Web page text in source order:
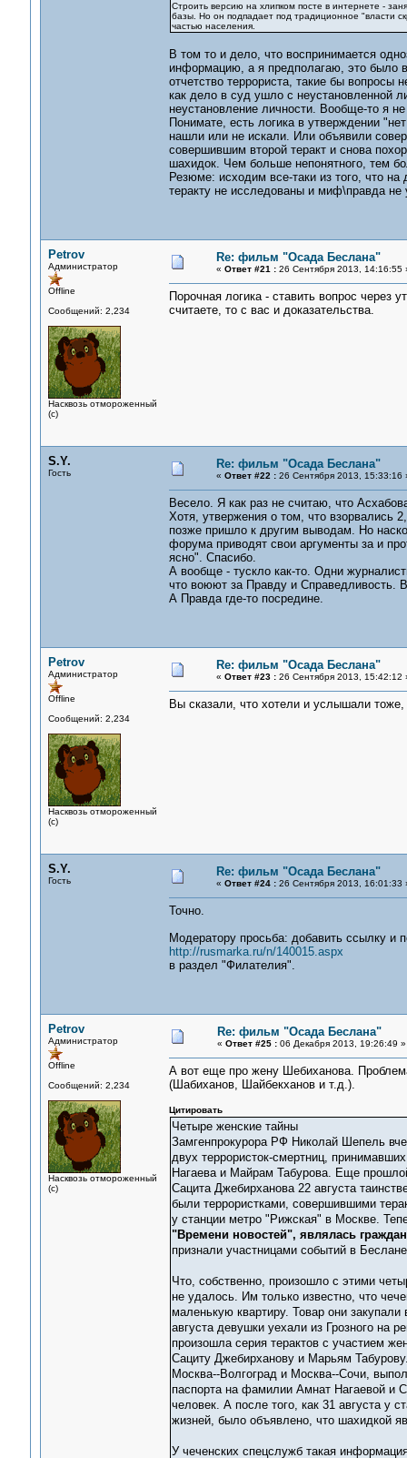
Строить версию на хлипком посте в интернете -
базы. Но он подпадает под традиционное "власти
частью населения.
В том то и дело, что воспринимается
информацию, а я предполагаю, это было
отчетство террориста, такие бы
как дело в суд ушло с неустановленной
неустановление личности. Вообще-то я
Понимате, есть логика в утверждении
нашли или не искали. Или объявили
совершившим второй теракт и снова
шахидок. Чем больше непонятного, тем
Резюме: исходим все-таки из того, что
теракту не исследованы и миф\правда не
Petrov
Администратор
Offline
Сообщений: 2,234
Насквозь отмороженный
(с)
Re: фильм "Осада Беслана"
« Ответ #21 :26 Сентября 2013, 14:16:55
Порочная логика - ставить вопрос через
считаете, то с вас и доказательства.
S.Y.
Гость
Re: фильм "Осада Беслана"
« Ответ #22 :26 Сентября 2013, 15:33:16
Весело. Я как раз не считаю, что
Хотя, утвержения о том, что взорвались
позже пришло к другим выводам. Но
форума приводят свои аргументы за и
ясно". Спасибо.
А вообще - тускло как-то. Одни
что воюют за Правду и Справедливость.
А Правда где-то посредине.
Petrov
Администратор
Offline
Сообщений: 2,234
Насквозь отмороженный
(с)
Re: фильм "Осада Беслана"
« Ответ #23 :26 Сентября 2013, 15:42:12
Вы сказали, что хотели и услышали
S.Y.
Гость
Re: фильм "Осада Беслана"
« Ответ #24 :26 Сентября 2013, 16:01:33
Точно.
Модератору просьба: добавить ссылку и
http://rusmarka.ru/n/140015.aspx
в раздел "Филателия".
Petrov
Администратор
Offline
Сообщений: 2,234
Насквозь отмороженный
(с)
Re: фильм "Осада Беслана"
« Ответ #25 :06 Декабря 2013, 19:26:49 »
А вот еще про жену Шебиханова.
(Шабиханов, Шайбекханов и т.д.).
Цитировать
Четыре женские тайны
Замгенпрокурора РФ Николай Шепель
двух террористок-смертниц,
Нагаева и Майрам Табурова. Еще
Сацита Джебирханова 22 августа
были террористками, совершившими
у станции метро "Рижская" в Москве.
"Времени новостей", являлась
признали участницами событий в
Что, собственно, произошло с этими
не удалось. Им только известно, что
маленькую квартиру. Товар они
августа девушки уехали из Грозного на
произошла серия терактов с участием
Сациту Джебирханову и Марьям
Москва--Волгоград и Москва--Сочи,
паспорта на фамилии Амнат Нагаевой и
человек. А после того, как 31 августа у
жизней, было объявлено, что шахидкой
У чеченских спецслужб такая